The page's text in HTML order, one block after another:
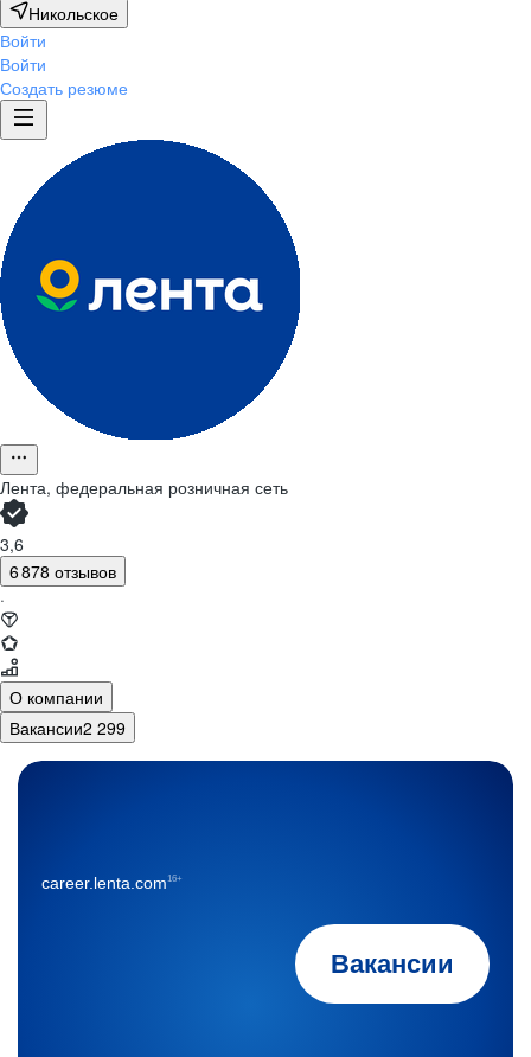
Никольское
Войти
Войти
Создать резюме
Лента, федеральная розничная сеть
3,6
6 878 отзывов
·
О компании
Вакансии2 299
Вакансии
career.lenta.com16+